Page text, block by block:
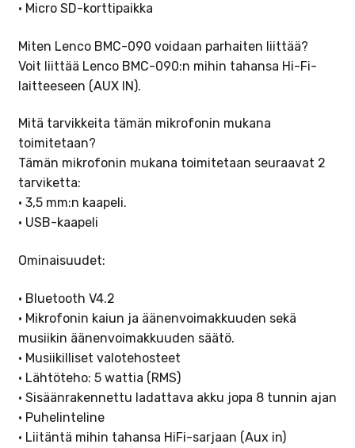
• Micro SD-korttipaikka
Miten Lenco BMC-090 voidaan parhaiten liittää?
Voit liittää Lenco BMC-090:n mihin tahansa Hi-Fi-
laitteeseen (AUX IN).
Mitä tarvikkeita tämän mikrofonin mukana
toimitetaan?
Tämän mikrofonin mukana toimitetaan seuraavat 2
tarviketta:
• 3,5 mm:n kaapeli.
• USB-kaapeli
Ominaisuudet:
• Bluetooth V4.2
• Mikrofonin kaiun ja äänenvoimakkuuden sekä
musiikin äänenvoimakkuuden säätö.
• Musiikilliset valotehosteet
• Lähtöteho: 5 wattia (RMS)
• Sisäänrakennettu ladattava akku jopa 8 tunnin ajan
• Puhelinteline
• Liitäntä mihin tahansa HiFi-sarjaan (Aux in)